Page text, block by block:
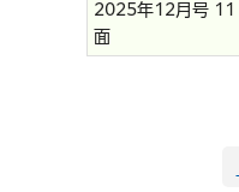
2025年12月号 11
面